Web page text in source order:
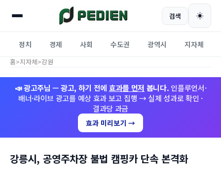
검색 ☀️
정치 경제 사회 수도권 광역시 지자체
홈>지자체>강원
📣 광고주님 — 광고, 하기 전에 효과를 먼저 봅니다. 인플루언서·
배너·라이브 광고를 예상 효과 보고 집행 → 실제 성과로 확인 ·
결과당 과금
효과 미리보기 →
강릉시, 공영주차장 불법 캠핑카 단속 본격화